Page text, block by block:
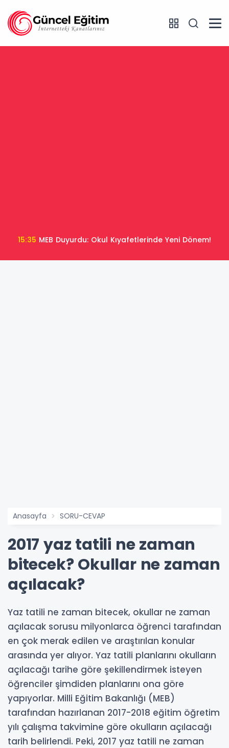
15:35 MEB Duyurdu: Okul Kıyafetlerinde Yeni Dönem!
Anasayfa SORU-CEVAP
2017 yaz tatili ne zaman
bitecek? Okullar ne zaman
açılacak?
Yaz tatili ne zaman bitecek, okullar ne zaman
açılacak sorusu milyonlarca öğrenci tarafından
en çok merak edilen ve araştırılan konular
arasında yer alıyor. Yaz tatili planlarını okulların
açılacağı tarihe göre şekillendirmek isteyen
öğrenciler şimdiden planlarını ona göre
yapıyorlar. Milli Eğitim Bakanlığı (MEB)
tarafından hazırlanan 2017-2018 eğitim öğretim
yılı çalışma takvimine göre okulların açılacağı
tarih belirlendi. Peki, 2017 yaz tatili ne zaman